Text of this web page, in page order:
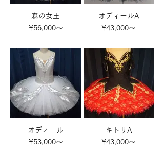
森の女王
¥56,000～
オディールA
¥43,000～
オディール
¥53,000～
キトリA
¥43,000～